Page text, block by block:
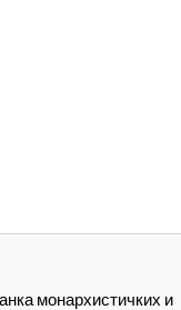
монархистичких и